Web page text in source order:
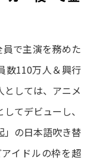
で主演を務めた
数110万人＆興行
しては、アニメ
てデビューし、
」の日本語吹き替
イドルの枠を超